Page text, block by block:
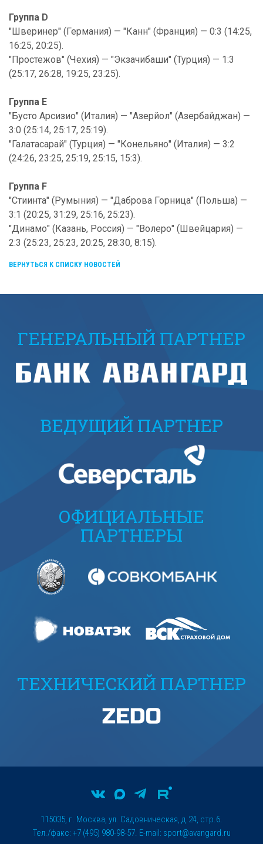
Группа D
"Шверинер" (Германия) — "Канн" (Франция) — 0:3 (14:25,
16:25, 20:25).
"Простежов" (Чехия) — "Экзачибаши" (Турция) — 1:3
(25:17, 26:28, 19:25, 23:25).
Группа E
"Бусто Арсизио" (Италия) — "Азерйол" (Азербайджан) —
3:0 (25:14, 25:17, 25:19).
"Галатасарай" (Турция) — "Конельяно" (Италия) — 3:2
(24:26, 23:25, 25:19, 25:15, 15:3).
Группа F
"Стиинта" (Румыния) — "Даброва Горница" (Польша) —
3:1 (20:25, 31:29, 25:16, 25:23).
"Динамо" (Казань, Россия) — "Волеро" (Швейцария) —
2:3 (25:23, 25:23, 20:25, 28:30, 8:15).
ВЕРНУТЬСЯ К СПИСКУ НОВОСТЕЙ
ГЕНЕРАЛЬНЫЙ ПАРТНЕР
ВЕДУЩИЙ ПАРТНЕР
ОФИЦИАЛЬНЫЕ
ПАРТНЕРЫ
ТЕХНИЧЕСКИЙ ПАРТНЕР
115035, г. Москва, ул. Садовническая, д.24, стр.6.
Тел./факс: +7 (495) 980-98-57. E-mail: sport@avangard.ru